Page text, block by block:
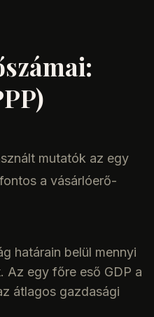
mutatók az egy
a vásárlóerő-
határain belül mennyi
Az egy főre eső GDP a
átlagos gazdasági